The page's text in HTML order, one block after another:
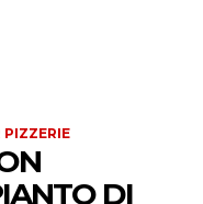
PIZZERIE
DI